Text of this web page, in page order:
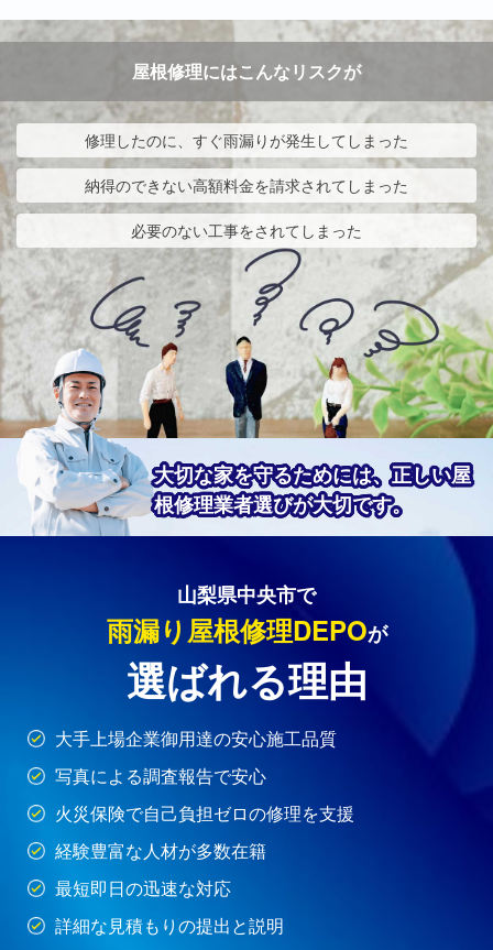
屋根修理にはこんなリスクが
修理したのに、すぐ雨漏りが発生してしまった
納得のできない高額料金を請求されてしまった
必要のない工事をされてしまった
大切な家を守るためには、正しい屋
根修理業者選びが大切です。
山梨県中央市で
雨漏り屋根修理DEPOが
選ばれる理由
大手上場企業御用達の安心施工品質
写真による調査報告で安心
火災保険で自己負担ゼロの修理を支援
経験豊富な人材が多数在籍
最短即日の迅速な対応
詳細な見積もりの提出と説明